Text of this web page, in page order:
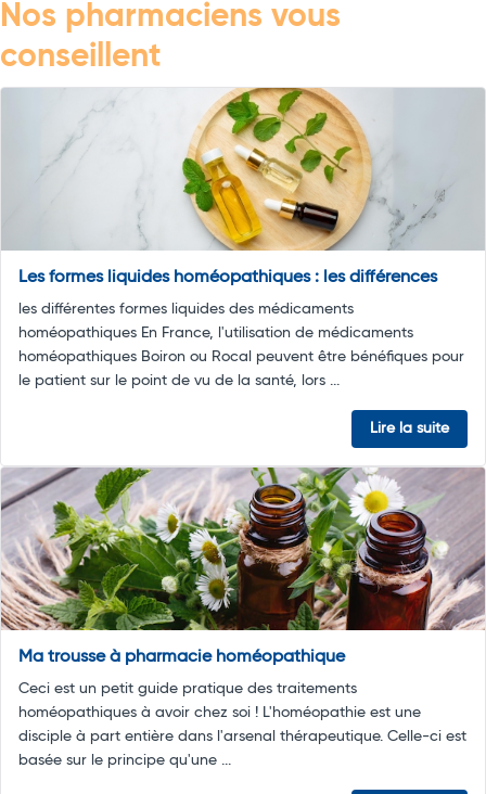
Nos pharmaciens vous
conseillent
Les formes liquides homéopathiques : les différences
les différentes formes liquides des médicaments
homéopathiques En France, l'utilisation de médicaments
homéopathiques Boiron ou Rocal peuvent être bénéfiques pour
le patient sur le point de vu de la santé, lors ...
Lire la suite
Ma trousse à pharmacie homéopathique
Ceci est un petit guide pratique des traitements
homéopathiques à avoir chez soi ! L'homéopathie est une
disciple à part entière dans l'arsenal thérapeutique. Celle-ci est
basée sur le principe qu'une ...